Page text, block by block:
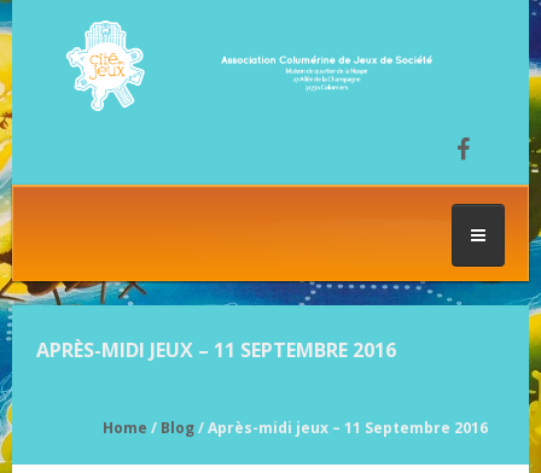
FESTIVAL DU JEU
APRÈS-MIDI JEUX – 11 SEPTEMBRE 2016
Home / Blog/ Après-midi jeux – 11 Septembre 2016